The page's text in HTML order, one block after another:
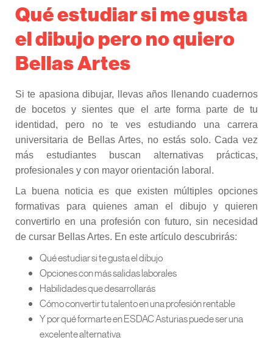
Qué estudiar si me gusta
el dibujo pero no quiero
Bellas Artes
Si te apasiona dibujar, llevas años llenando cuadernos
de bocetos y sientes que el arte forma parte de tu
identidad, pero no te ves estudiando una carrera
universitaria de Bellas Artes, no estás solo. Cada vez
más estudiantes buscan alternativas prácticas,
profesionales y con mayor orientación laboral.
La buena noticia es que existen múltiples opciones
formativas para quienes aman el dibujo y quieren
convertirlo en una profesión con futuro, sin necesidad
de cursar Bellas Artes. En este artículo descubrirás:
Qué estudiar si te gusta el dibujo
Opciones con más salidas laborales
Habilidades que desarrollarás
Cómo convertir tu talento en una profesión rentable
Y por qué formarte en ESDAC Asturias puede ser una
excelente alternativa